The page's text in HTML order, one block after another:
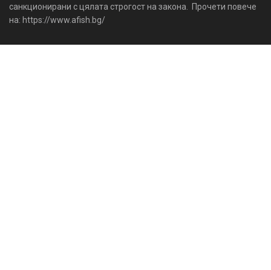
санкционирани с цялата строгост на закона. Прочети повече
на: https://www.afish.bg/